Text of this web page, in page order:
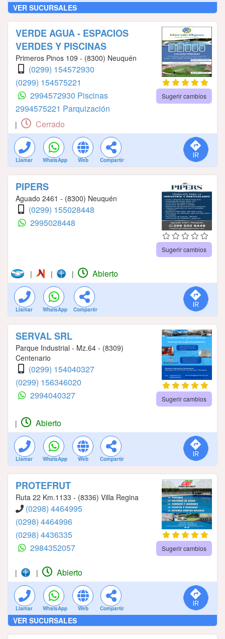
VER SUCURSALES
VERDE AGUA - ESPACIOS
VERDES Y PISCINAS
Primeros Pinos 109 - (8300) Neuquén
(0299) 154572930
(0299) 154575221
2994572930 Piscinas
2994575221 Parquización
Sugerir cambios
| Cerrado
Llamar WhatsApp Web Compartir
PIPERS
Aguado 2461 - (8300) Neuquén
(0299) 155028448
2995028448
Sugerir cambios
| | | Abierto
Llamar WhatsApp Compartir
SERVAL SRL
Parque Industrial - Mz.64 - (8309)
Centenario
(0299) 154040327
(0299) 156346020
2994040327
Sugerir cambios
| Abierto
Llamar WhatsApp Web Compartir
PROTEFRUT
Ruta 22 Km.1133 - (8336) Villa Regina
(0298) 4464995
(0298) 4464996
(0298) 4436335
2984352057
Sugerir cambios
| | Abierto
Llamar WhatsApp Web Compartir
VER SUCURSALES